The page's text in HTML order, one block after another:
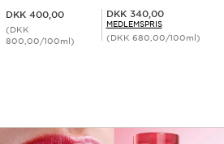
DKK 400,00
(DKK
800,00/100ml)
Medlemspris DKK 340,00
DKK 340,00
MEDLEMSPRIS
(DKK 680,00/100ml)